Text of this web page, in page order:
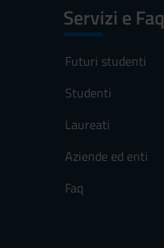
Servizi e Faq
Futuri studenti
Studenti
Laureati
Aziende ed enti
Faq